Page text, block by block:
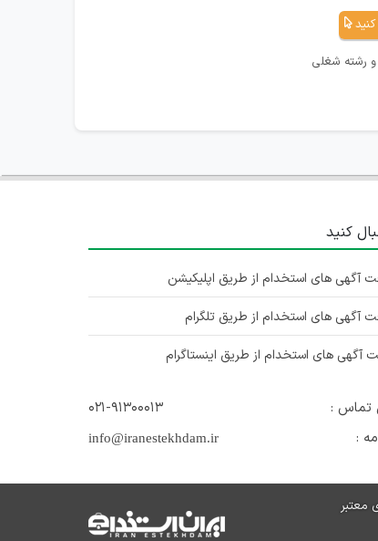
و رشته شغلی
کنید
آگهی های استخدام از طریق اپلیکیشن
آگهی های استخدام از طریق تلگرام
آگهی های استخدام از طریق اینستاگرام
تماس :
۰۲۱-۹۱۳۰۰۰۱۳
:
info@iranestekhdam.ir